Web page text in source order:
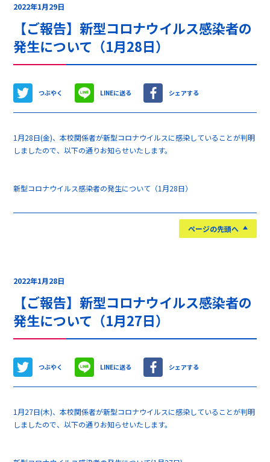
2022年1月29日
【ご報告】新型コロナウイルス感染者の
発生について（1月28日）
つぶやく LINEに送る シェアする
1月28日(金)、本校関係者が新型コロナウイルスに感染していることが判明
しましたので、以下の通りお知らせいたします。
新型コロナウイルス感染者の発生について（1月28日）
ページの先頭へ
2022年1月28日
【ご報告】新型コロナウイルス感染者の
発生について（1月27日）
つぶやく LINEに送る シェアする
1月27日(木)、本校関係者が新型コロナウイルスに感染していることが判明
しましたので、以下の通りお知らせいたします。